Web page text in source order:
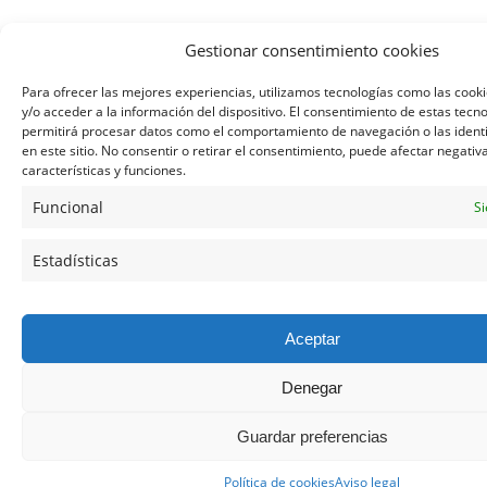
Gestionar consentimiento cookies
Para ofrecer las mejores experiencias, utilizamos tecnologías como las
y/o acceder a la información del dispositivo. El consentimiento de estas
permitirá procesar datos como el comportamiento de navegación o las
en este sitio. No consentir o retirar el consentimiento, puede afectar
características y funciones.
Funcional
Estadísticas
Aceptar
Denegar
Guardar preferencias
Política de cookiesAviso legal